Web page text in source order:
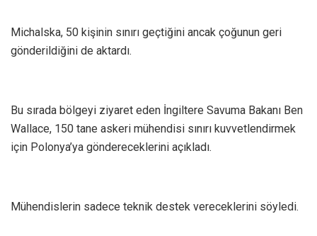
Michalska, 50 kişinin sınırı geçtiğini ancak çoğunun geri
gönderildiğini de aktardı.
Bu sırada bölgeyi ziyaret eden İngiltere Savuma Bakanı Ben
Wallace, 150 tane askeri mühendisi sınırı kuvvetlendirmek
için Polonya’ya göndereceklerini açıkladı.
Mühendislerin sadece teknik destek vereceklerini söyledi.